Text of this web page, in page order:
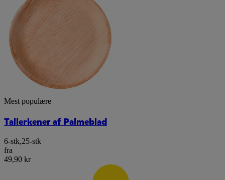
Mest populære
Tallerkener af Palmeblad
6-stk,25-stk
fra
49,90 kr